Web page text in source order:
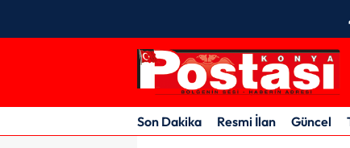
Son Dakika Resmi İlan Güncel